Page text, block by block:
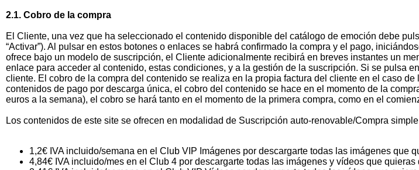
2.1. Cobro de la compra
El Cliente, una vez que ha seleccionado el contenido disponible del catálogo de emoción debe
“Activar”). Al pulsar en estos botones o enlaces se habrá confirmado la compra y el pago,
ofrece bajo un modelo de suscripción, el Cliente adicionalmente recibirá en breves instantes un
enlace para acceder al contenido, estas condiciones, y a la gestión de la suscripción. Si se pulsa
cliente. El cobro de la compra del contenido se realiza en la propia factura del cliente en el caso
contenidos de pago por descarga única, el cobro del contenido se hace en el momento de la
euros a la semana), el cobro se hará tanto en el momento de la primera compra, como en el
Los contenidos de este site se ofrecen en modalidad de Suscripción auto-renovable/Compra
1,2€ IVA incluido/semana en el Club VIP Imágenes por descargarte todas las imágenes que
4,84€ IVA incluido/mes en el Club 4 por descargarte todas las imágenes y vídeos que quieras